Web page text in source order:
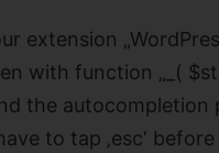
extension
with function „_(
the autocompletion
to tap ‚esc‘